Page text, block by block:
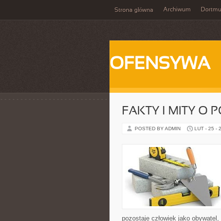
Strona główna Archiwum
OFENSYWA
FAKTY I MITY O
POSTED BY ADMIN LUT - 25 -
pozostaje człowiek jako